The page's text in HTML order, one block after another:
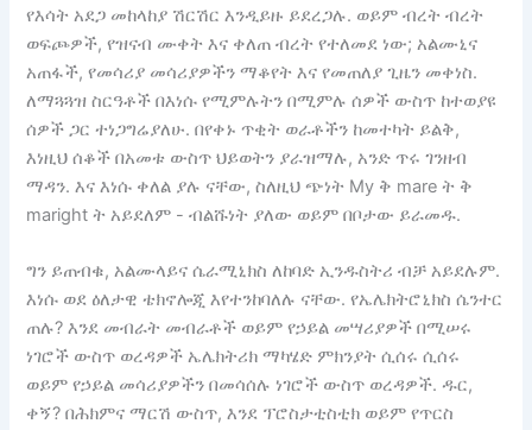
የእሳት አደጋ መከላከያ ሽርሽር እንዲይዙ ይደረጋሉ. ወይም ብረት ብረት
ወፍጮዎች, የዝናብ ሙቀት እና ቀለጠ ብረት የተለመደ ነው; አልሙኒና
አጠፋች, የመሳሪያ መሳሪያዎችን ማቆየት እና የመጠለያ ጊዜን መቀነስ.
ለማጓጓዝ ስርዓቶች በእነሱ የሚምሉትን በሚምሉ ሰዎች ውስጥ ከተወያዩ
ሰዎች ጋር ተነጋግሬያለሁ. በየቀኑ ጥቂት ወራቶችን ከመተካት ይልቅ,
እነዚህ ሰቆች በአመቱ ውስጥ ህይወትን ያራዝማሉ, አንድ ጥሩ ገንዘብ
ማዳን. እና እነሱ ቀለል ያሉ ናቸው, ስለዚህ ጭነት My ቅ mare ት ቅ
maright ት አይደለም - ብልሹነት ያለው ወይም በቦታው ይራመዱ.
ግን ይጠብቁ, አልሙላይና ሴራሚኒክስ ለከባድ ኢንዱስትሪ ብቻ አይደሉም.
እነሱ ወደ ዕለታዊ ቴክኖሎጂ እየተንከባለሉ ናቸው. የኤሌክትሮኒክስ ሴንተር
ጠሉ? እንደ መብራት መብራቶች ወይም የኃይል መሣሪያዎች በሚሠሩ
ነገሮች ውስጥ ወረዳዎች ኤሌክትሪክ ማካሄድ ምክንያት ሲሰሩ ሲሰሩ
ወይም የኃይል መሳሪያዎችን በመሳሰሉ ነገሮች ውስጥ ወረዳዎች. ዱር,
ቀኝ? በሕክምና ማርሽ ውስጥ, እንደ ፕሮስታቲስቲክ ወይም የጥርስ